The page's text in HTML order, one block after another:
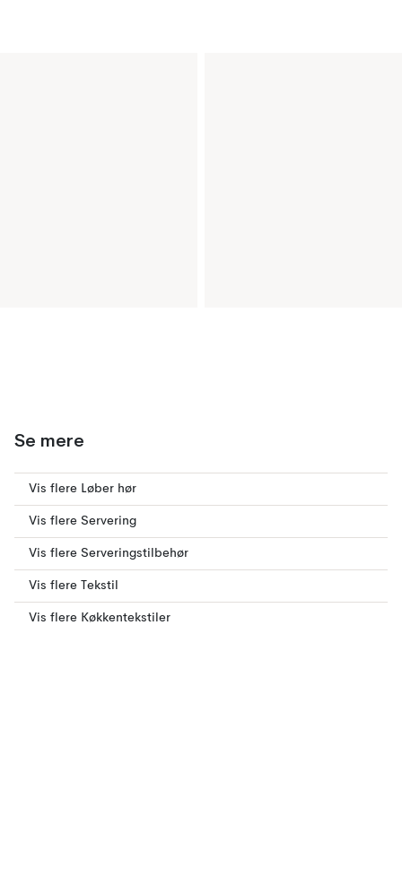
Se mere
Vis flere Løber hør
Vis flere Servering
Vis flere Serveringstilbehør
Vis flere Tekstil
Vis flere Køkkentekstiler